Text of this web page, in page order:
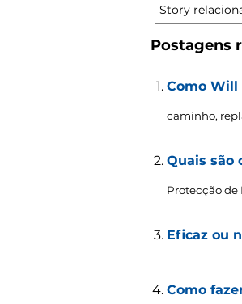
Story
Postagens
Como Will
caminho,
Quais são
Protecção de
Eficaz ou
Como